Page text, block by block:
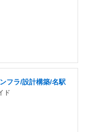
フラ/設計構築/名駅
ド